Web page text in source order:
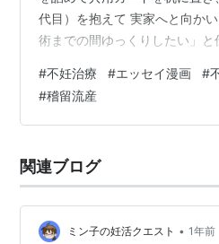
代目）を抱えて 実家へと向か
術までの間ゆっくりしたい」と
ないし、 「体調悪いなら無理
で、 家事もせず久しぶりにの
からは何度も連絡があったけ
てください、付き添います」
りはあるのに…
#不妊治療 #エッセイ漫画 #
#稽留流産
関連ブログ
ミン子の妊活クエスト • 1年前